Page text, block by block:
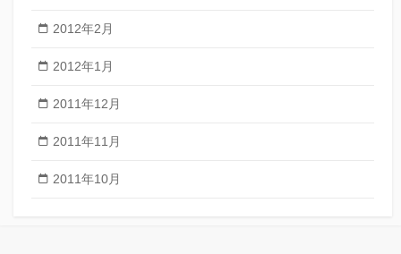
2012年2月
2012年1月
2011年12月
2011年11月
2011年10月